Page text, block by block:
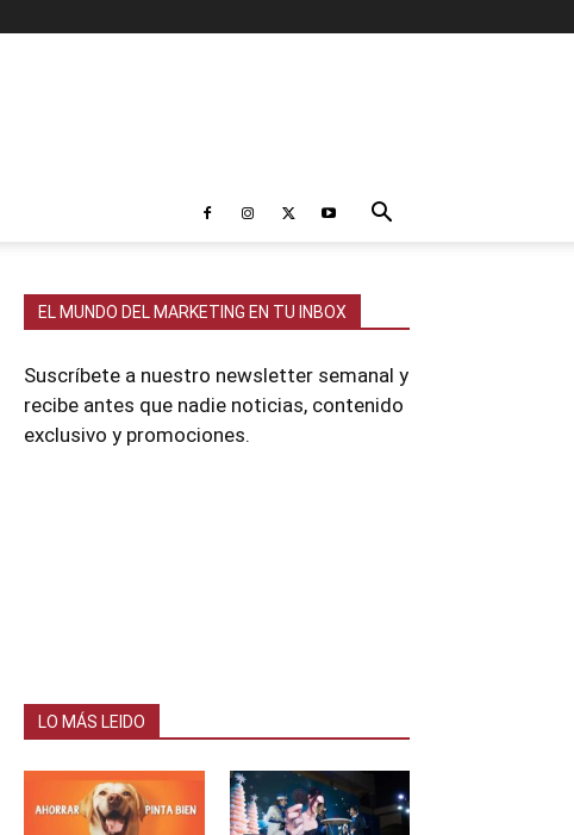
EL MUNDO DEL MARKETING EN TU INBOX
Suscríbete a nuestro newsletter semanal y
recibe antes que nadie noticias, contenido
exclusivo y promociones.
LO MÁS LEIDO